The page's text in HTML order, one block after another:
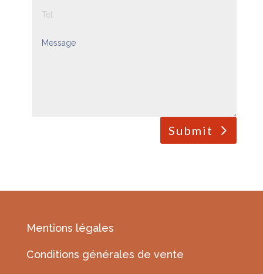
Submit
Mentions légales
Conditions générales de vente